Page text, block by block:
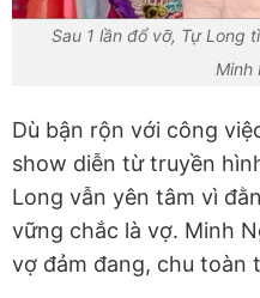
Sau 1 lần đổ vỡ, Tự Long
Minh
Dù bận rộn với công
show diễn từ truyền
Long vẫn yên tâm vì
vững chắc là vợ. Minh
vợ đảm đang, chu toàn